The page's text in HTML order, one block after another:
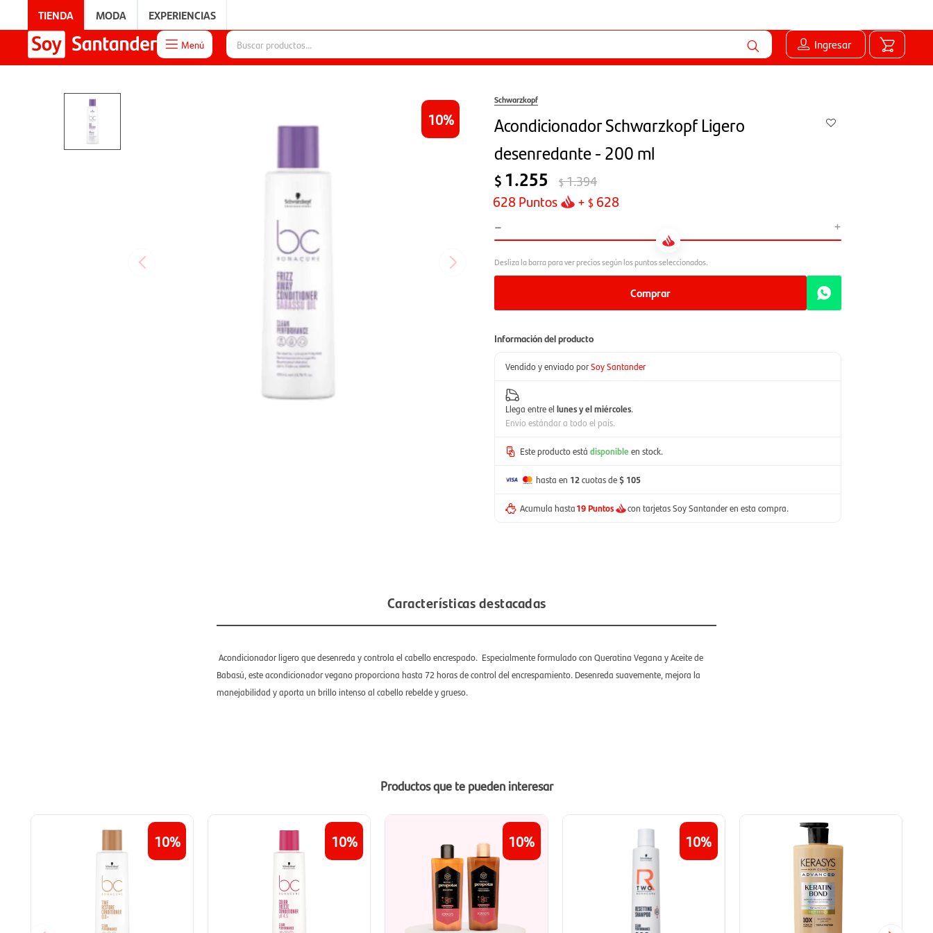
TIENDA MODA EXPERIENCIAS
 Menú Ingresar
10
Schwarzkopf
Acondicionador Schwarzkopf Ligero
desenredante - 200 ml
$ 1.255 $1.394
628Puntos + $ 628
- +
Comprar
Información del producto
Vendido y enviado porSoy Santander
Llega entre el lunes y el miércoles.
Envío estándar a todo el país.
Este producto está disponible en stock.
hasta en 12cuotas de$ 105
Acumula hasta19 Puntos con tarjetas Soy Santander en esta compra.
Características destacadas
Acondicionador ligero que desenreda y controla el cabello encrespado.​ Especialmente formulado con Queratina Vegana y Aceite de
Babasú, este acondicionador vegano proporciona hasta 72 horas de control del encrespamiento. Desenreda suavemente, mejora la
manejabilidad y aporta un brillo intenso al cabello rebelde y grueso.
Productos que te pueden interesar
10 10 10 10